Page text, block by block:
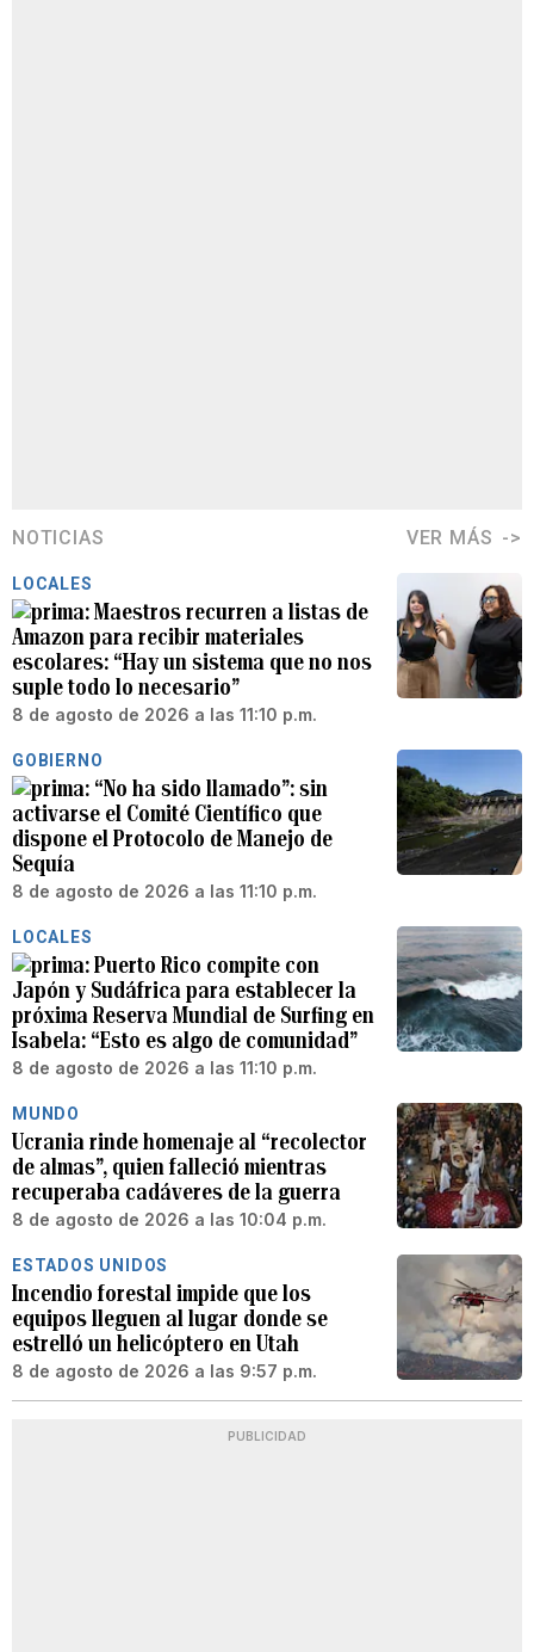
NOTICIAS VER MÁS
LOCALES
Maestros recurren a listas de
Amazon para recibir materiales
escolares: “Hay un sistema que no nos
suple todo lo necesario”
8 de agosto de 2026 a las 11:10 p.m.
GOBIERNO
“No ha sido llamado”: sin
activarse el Comité Científico que
dispone el Protocolo de Manejo de
Sequía
8 de agosto de 2026 a las 11:10 p.m.
LOCALES
Puerto Rico compite con
Japón y Sudáfrica para establecer la
próxima Reserva Mundial de Surfing en
Isabela: “Esto es algo de comunidad”
8 de agosto de 2026 a las 11:10 p.m.
MUNDO
Ucrania rinde homenaje al “recolector
de almas”, quien falleció mientras
recuperaba cadáveres de la guerra
8 de agosto de 2026 a las 10:04 p.m.
ESTADOS UNIDOS
Incendio forestal impide que los
equipos lleguen al lugar donde se
estrelló un helicóptero en Utah
8 de agosto de 2026 a las 9:57 p.m.
PUBLICIDAD